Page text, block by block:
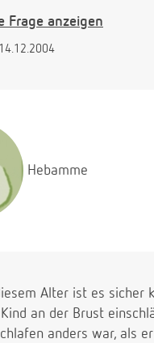
Frage anzeigen
Hebamme
Alter ist es sicher
an der Brust
anders war, als